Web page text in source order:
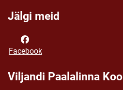
Jälgi meid
Facebook
Viljandi Paalalinna Kool